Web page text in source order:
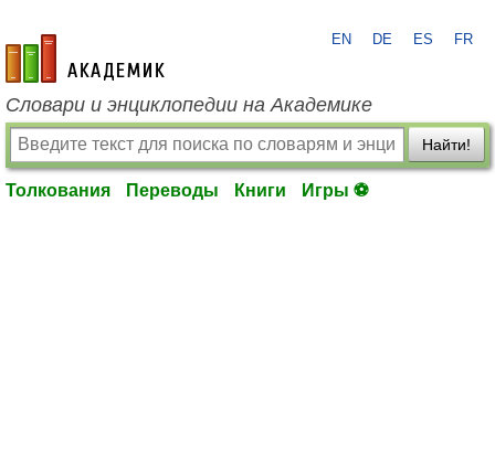
academic.ru
EN DE ES FR
Словари и энциклопедии на Академике
Найти!
Толкования Переводы Книги Игры ⚽